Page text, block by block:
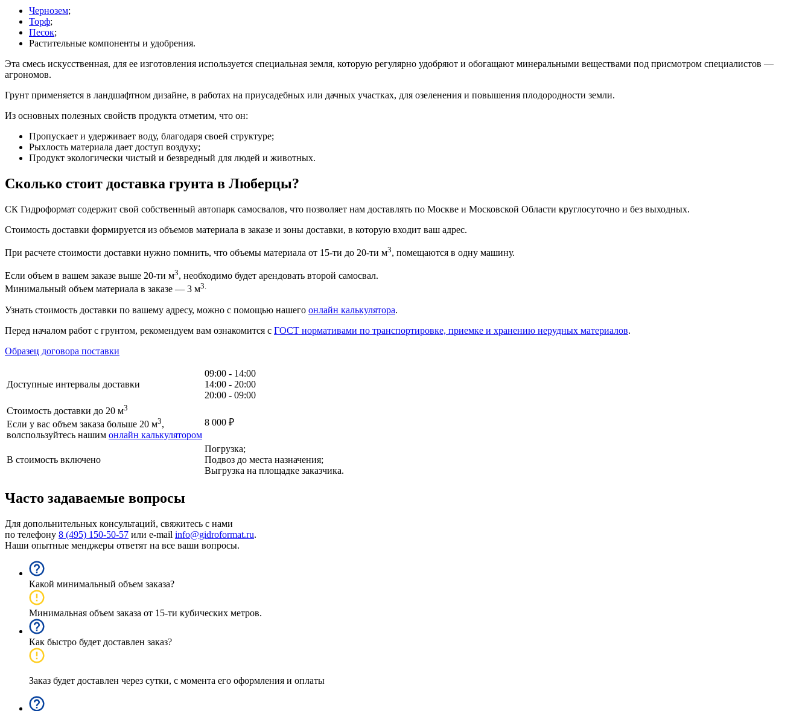
Чернозем;
Торф;
Песок;
Растительные компоненты и удобрения.
Эта смесь искусственная, для ее изготовления используется специальная земля, которую регулярно удобряют и обогащают минеральными веществами под присмотром специалистов —
агрономов.
Грунт применяется в ландшафтном дизайне, в работах на приусадебных или дачных участках, для озеленения и повышения плодородности земли.
Из основных полезных свойств продукта отметим, что он:
Пропускает и удерживает воду, благодаря своей структуре;
Рыхлость материала дает доступ воздуху;
Продукт экологически чистый и безвредный для людей и животных.
Сколько стоит доставка грунта в Люберцы?
СК Гидроформат содержит свой собственный автопарк самосвалов, что позволяет нам доставлять по Москве и Московской Области круглосуточно и без выходных.
Стоимость доставки формируется из объемов материала в заказе и зоны доставки, в которую входит ваш адрес.
При расчете стоимости доставки нужно помнить, что объемы материала от 15-ти до 20-ти м3, помещаются в одну машину.
Если объем в вашем заказе выше 20-ти м3, необходимо будет арендовать второй самосвал.
Минимальный объем материала в заказе — 3 м3.
Узнать стоимость доставки по вашему адресу, можно с помощью нашего онлайн калькулятора.
Перед началом работ с грунтом, рекомендуем вам ознакомится с ГОСТ нормативами по транспортировке, приемке и хранению нерудных материалов.
Образец договора поставки
Доступные интервалы доставки
09:00 - 14:00
14:00 - 20:00
20:00 - 09:00
Стоимость доставки до 20 м3
Если у вас объем заказа больше 20 м3,
волспользуйтесь нашим онлайн калькулятором
8 000 ₽
В стоимость включено
Погрузка;
Подвоз до места назначения;
Выгрузка на площадке заказчика.
Часто задаваемые вопросы
Для допольнительных консультаций, свяжитесь с нами
по телефону 8 (495) 150-50-57 или e-mail info@gidroformat.ru.
Наши опытные менджеры ответят на все ваши вопросы.
Какой минимальный объем заказа?
Минимальная объем заказа от 15-ти кубических метров.
Как быстро будет доставлен заказ?
Заказ будет доставлен через сутки, с момента его оформления и оплаты